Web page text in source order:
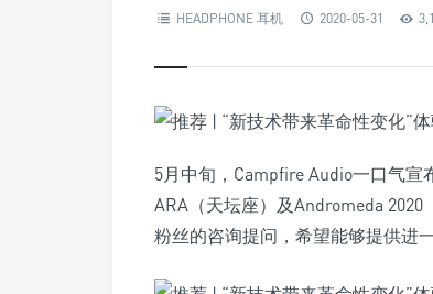
HEADPHONE 耳机 2020-05-31
5月中旬，Campfire Audio一口气宣
ARA（天坛座）及Andromeda
粉丝的咨询提问，希望能够提供进